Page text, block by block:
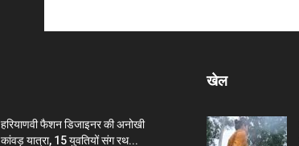
हरियाणवी फैशन डिजाइनर की अनोखी
कांवड़ यात्रा, 15 युवतियों संग रथ...
खेल